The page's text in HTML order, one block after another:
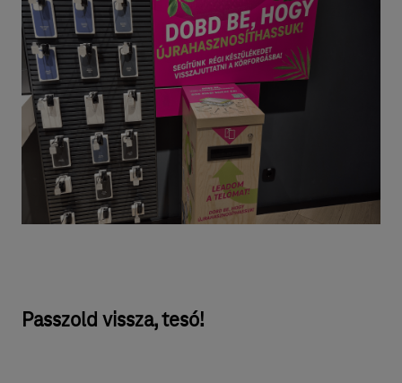
Passzold vissza, tesó!